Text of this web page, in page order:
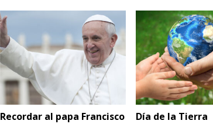
Recordar al papa Francisco Día de la Tierra